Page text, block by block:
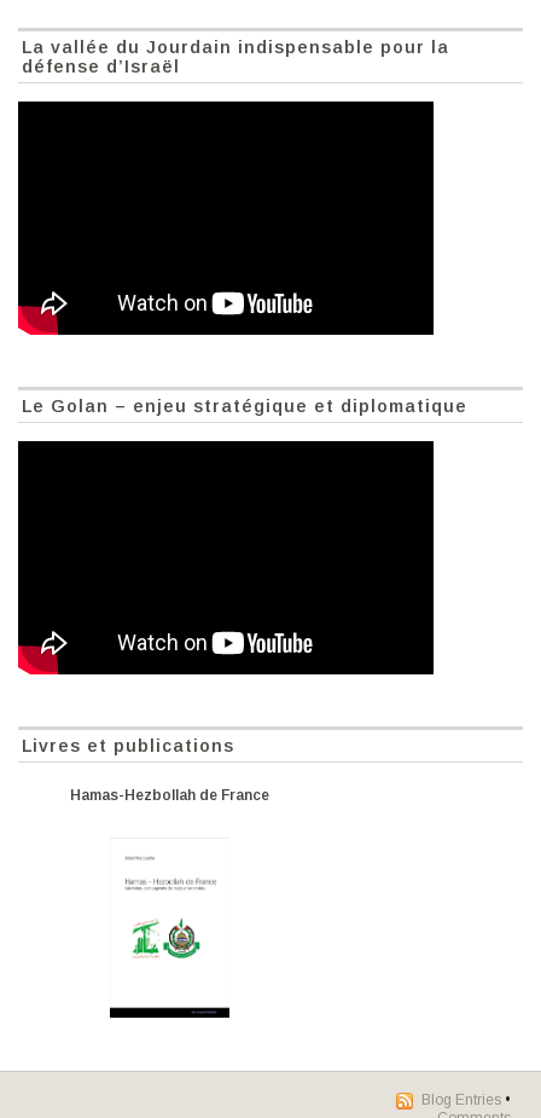
La vallée du Jourdain indispensable pour la
défense d’Israël
Le Golan – enjeu stratégique et diplomatique
Livres et publications
Hamas-Hezbollah de France
Blog Entries •